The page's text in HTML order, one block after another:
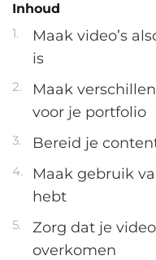
Inhoud
Maak video’s
is
Maak
voor je portfolio
Bereid je
Maak gebruik
hebt
Zorg dat je
overkomen